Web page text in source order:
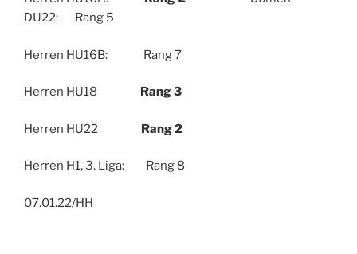
DU22: Rang 5
Herren HU16B: Rang 7
Herren HU18 Rang 3
Herren HU22 Rang 2
Herren H1, 3. Liga: Rang 8
07.01.22/HH